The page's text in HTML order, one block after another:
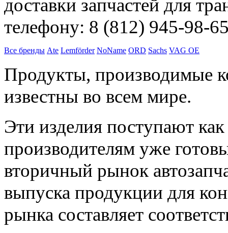
доставки запчастей для
телефону: 8 (812) 945-98-
Все бренды Ate Lemförder NoName ORD Sachs VAG OE
Продукты, производимые
известны во всем мире.
Эти изделия поступают
производителям уже
вторичный рынок
выпуска продукции для
рынка составляет